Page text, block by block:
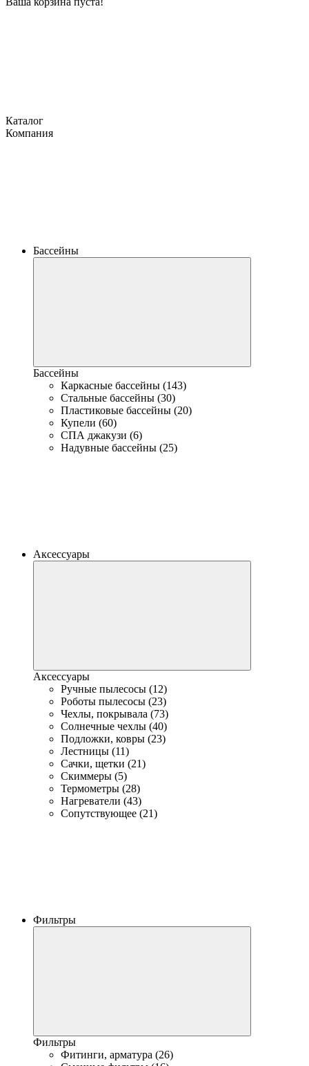
Каталог
Компания
Бассейны
Бассейны
Каркасные бассейны (143)
Стальные бассейны (30)
Пластиковые бассейны (20)
Купели (60)
СПА джакузи (6)
Надувные бассейны (25)
Аксессуары
Аксессуары
Ручные пылесосы (12)
Роботы пылесосы (23)
Чехлы, покрывала (73)
Солнечные чехлы (40)
Подложки, ковры (23)
Лестницы (11)
Сачки, щетки (21)
Скиммеры (5)
Термометры (28)
Нагреватели (43)
Сопутствующее (21)
Фильтры
Фильтры
Фитинги, арматура (26)